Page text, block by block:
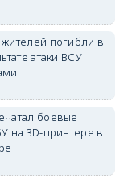
погибли в
атаки ВСУ
боевые
на 3D-принтере в